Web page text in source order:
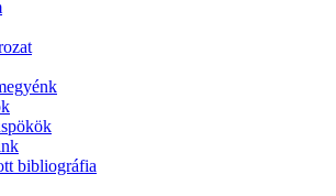
bibliográfia